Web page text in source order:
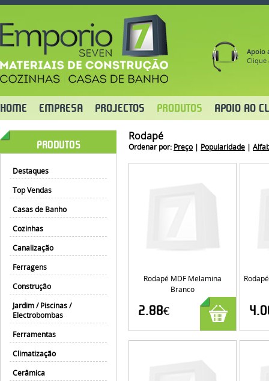
Apoio
Clique
HOME EMPRESA PROJECTOS PRODUTOS APOIO AO
PRODUTOS
Destaques
Top Vendas
Casas de Banho
Cozinhas
Canalização
Ferragens
Construção
Jardim / Piscinas /
Electrobombas
Ferramentas
Climatização
Cerâmica
Rodapé
Ordenar por: Preço | Popularidade |
Rodapé MDF Melamina
Branco
2.88€